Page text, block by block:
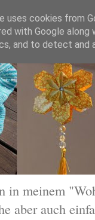
in meinem
aber auch
uses cookies from
with Google
and to detect and